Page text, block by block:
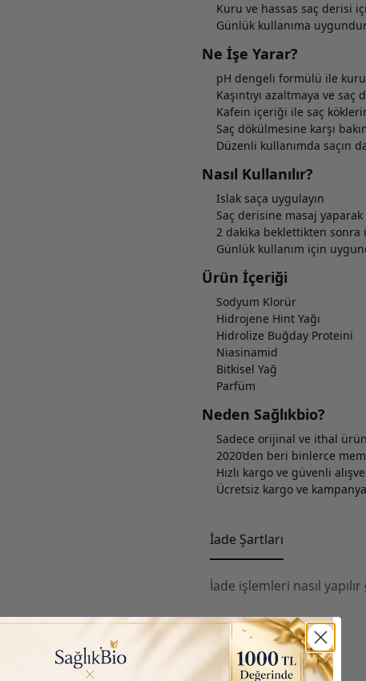
Kuru ve hassas saç derisi
Günlük kullanıma
Ne İşe Yarar?
pH dengeli formülü ile
Kaşıntıyı azaltmaya ve
Kafein içeriği ile saç
Saç dökülmesine karşı
Düzenli kullanımda saçın
Nasıl Kullanılır?
Islak saça uygulayın
Saç derisine masaj
2 dakika beklettikten sonra
Günlük kullanım için
Ürün İçeriği
Sodyum Klorür
Hidrojene Hint Yağı
Hidrolize Buğday Proteini
Niasinamid
Bitkisel Yağ
Parfüm
Neden Sağlıkbio?
Sadece orijinal ve ithal
2020’den beri binlerce
Hızlı kargo ve güvenli
Ücretsiz kargo ve
İade Şartları
İade işlemleri nasıl yapılır